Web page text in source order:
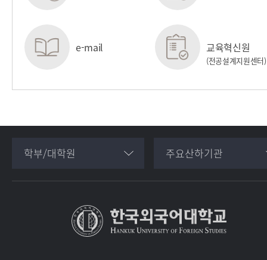
e-mail 교육혁신원
(전공설계지원센터)
학부/대학원 주요산하기관